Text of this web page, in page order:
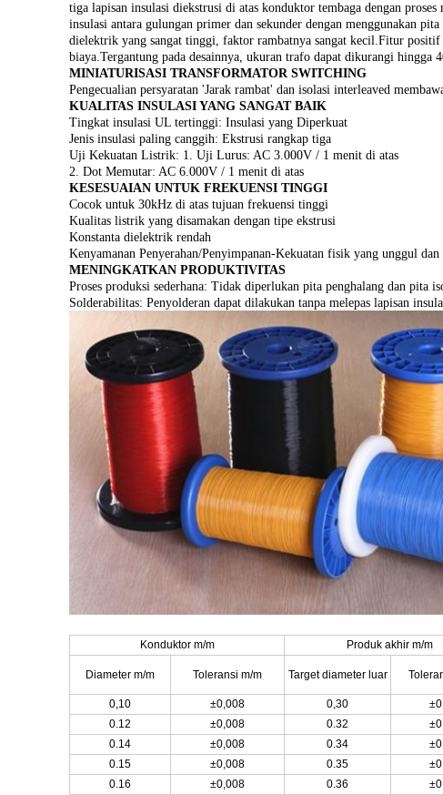
tiga lapisan insulasi diekstrusi di atas konduktor tembaga dengan
insulasi antara gulungan primer dan sekunder dengan menggunakan
dielektrik yang sangat tinggi, faktor rambatnya sangat kecil.Fitur
biaya.Tergantung pada desainnya, ukuran trafo dapat dikurangi
MINIATURISASI TRANSFORMATOR SWITCHING
Pengecualian persyaratan 'Jarak rambat' dan isolasi interleaved
KUALITAS INSULASI YANG SANGAT BAIK
Tingkat insulasi UL tertinggi: Insulasi yang Diperkuat
Jenis insulasi paling canggih: Ekstrusi rangkap tiga
Uji Kekuatan Listrik: 1. Uji Lurus: AC 3.000V / 1 menit di atas
2. Dot Memutar: AC 6.000V / 1 menit di atas
KESESUAIAN UNTUK FREKUENSI TINGGI
Cocok untuk 30kHz di atas tujuan frekuensi tinggi
Kualitas listrik yang disamakan dengan tipe ekstrusi
Konstanta dielektrik rendah
Kenyamanan Penyerahan/Penyimpanan-Kekuatan fisik yang unggul
MENINGKATKAN PRODUKTIVITAS
Proses produksi sederhana: Tidak diperlukan pita penghalang dan pita
Solderabilitas: Penyolderan dapat dilakukan tanpa melepas lapisan
Konduktor m/m
Produk akhir m/m
Diameter m/m Toleransi m/m Target diameter luar
0,10 ±0,008 0,30
0.12
±0,008 0.32
0.14
±0,008 0.34
0.15
±0,008 0.35
0.16
±0,008 0.36